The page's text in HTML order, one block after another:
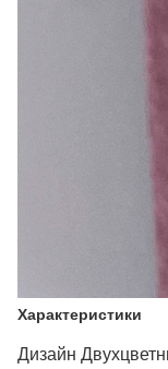
Характеристики
Дизайн